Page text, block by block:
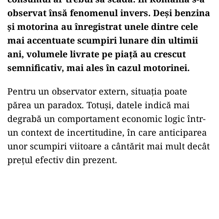
observat însă fenomenul invers. Deși benzina
și motorina au înregistrat unele dintre cele
mai accentuate scumpiri lunare din ultimii
ani, volumele livrate pe piață au crescut
semnificativ, mai ales în cazul motorinei.
Pentru un observator extern, situația poate
părea un paradox. Totuși, datele indică mai
degrabă un comportament economic logic într-
un context de incertitudine, în care anticiparea
unor scumpiri viitoare a cântărit mai mult decât
prețul efectiv din prezent.